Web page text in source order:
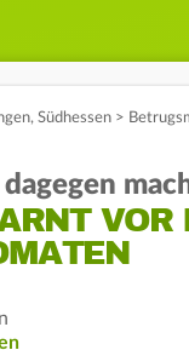
, Südhessen >
VOR